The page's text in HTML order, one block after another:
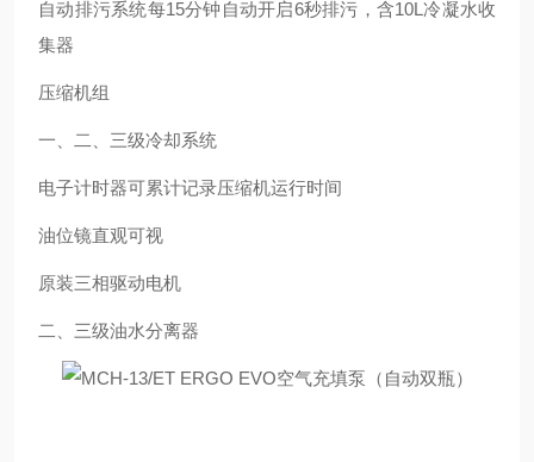
自动排污系统每15分钟自动开启6秒排污，含10L冷凝水收
集器
压缩机组
一、二、三级冷却系统
电子计时器可累计记录压缩机运行时间
油位镜直观可视
原装三相驱动电机
二、三级油水分离器